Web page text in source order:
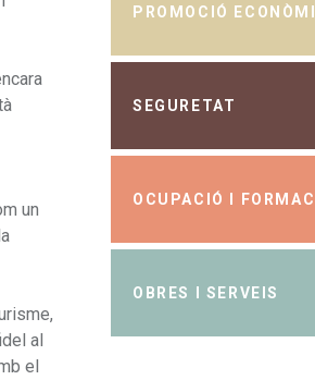
un
al
el
PROMOCIÓ
SEGURETAT
OCUPACIÓ I
OBRES I SERVEIS